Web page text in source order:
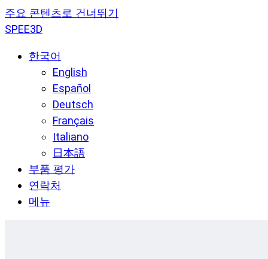
주요 콘텐츠로 건너뛰기
SPEE3D
한국어
English
Español
Deutsch
Français
Italiano
日本語
부품 평가
연락처
메뉴